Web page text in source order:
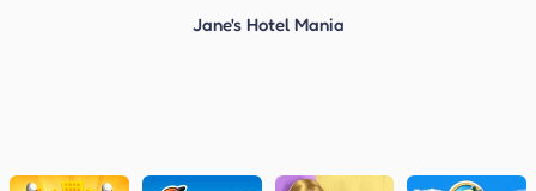
Jane's Hotel Mania